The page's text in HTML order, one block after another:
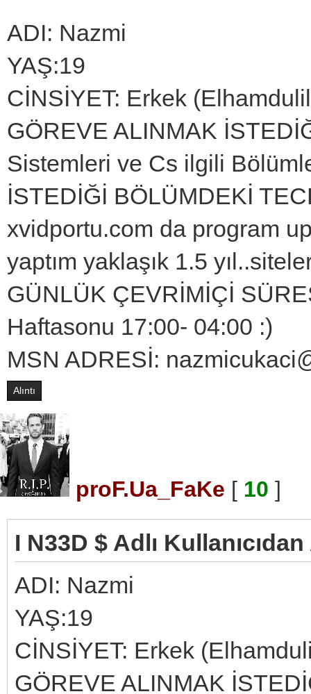
ADI: Nazmi
YAŞ:19
CİNSİYET: Erkek
GÖREVE ALINMAK
Sistemleri ve Cs ilgili
İSTEDİĞİ BÖLÜMDEKİ
xvidportu.com da program
yaptım yaklaşık 1.5
GÜNLÜK ÇEVRİMİÇİ
Haftasonu 17:00- 04:00 :)
MSN ADRESİ:
Alıntı
proF.Ua_FaKe [ 10 ]
I N33D $ Adlı Kullanıcıdan
ADI: Nazmi
YAŞ:19
CİNSİYET: Erkek
GÖREVE ALINMAK